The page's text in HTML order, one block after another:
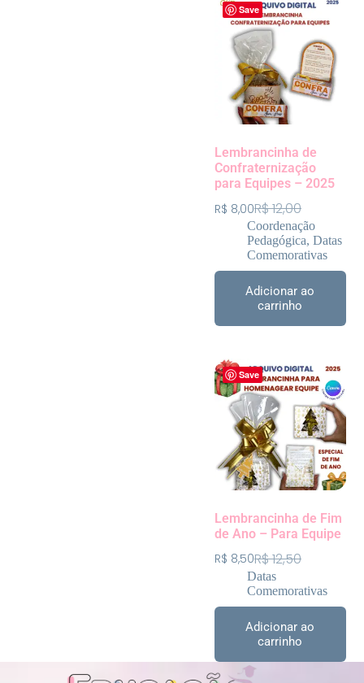
Save
Lembrancinha de
Confraternização
para Equipes – 2025
R$12,00
R$ 8,00
Coordenação
Pedagógica, Datas
Comemorativas
Adicionar ao
carrinho
Save
Lembrancinha de Fim
de Ano – Para Equipe
R$12,50
R$ 8,50
Datas
Comemorativas
Adicionar ao
carrinho